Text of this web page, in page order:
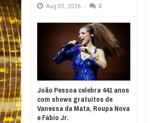
Aug 05, 2026 - 0
João Pessoa celebra 441 anos
com shows gratuitos de
Vanessa da Mata, Roupa Nova
e Fábio Jr.